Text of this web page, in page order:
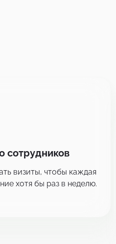
сотрудников
визиты, чтобы каждая
хотя бы раз в неделю.